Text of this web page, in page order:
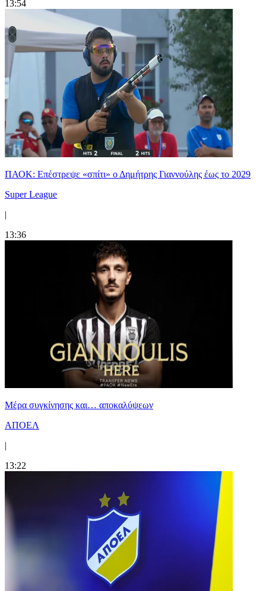
13:54
ΠΑΟΚ: Επέστρεψε «σπίτι» ο Δημήτρης Γιαννούλης έως το 2029
Super League
|
13:36
Mέρα συγκίνησης και… αποκαλύψεων
ΑΠΟΕΛ
|
13:22